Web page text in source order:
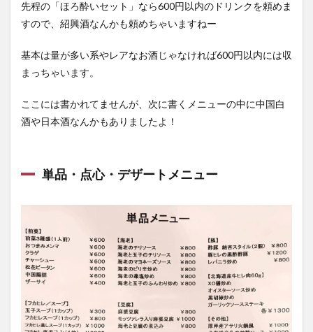
先程の「ほろ酔いセット」なら600円以内のドリンクを頼めま
すので、紹興酒なんかも頼めちゃいますねー
基本は量が多い系やレアなお酒じゃなければ600円以内には収
まっちゃいます。
ここには書かれてませんが、次に書くメニューの中に中国白
酒や日本酒なんかもありましたよ！
単品・点心・デザートメニュー